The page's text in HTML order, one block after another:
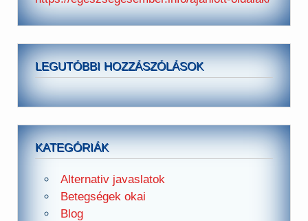
LEGUTÓBBI HOZZÁSZÓLÁSOK
KATEGÓRIÁK
Alternativ javaslatok
Betegségek okai
Blog